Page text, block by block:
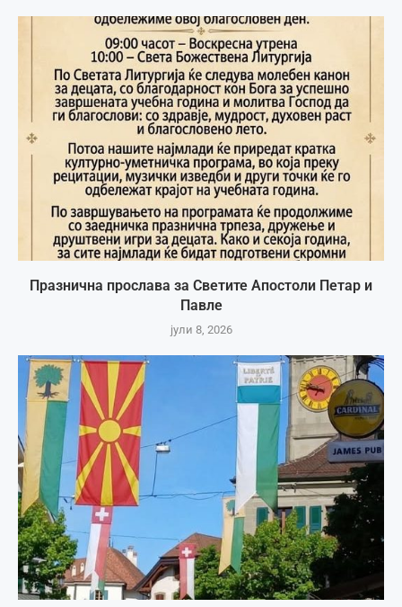
Празнична прослава за Светите Апостоли Петар и
Павле
јули 8, 2026